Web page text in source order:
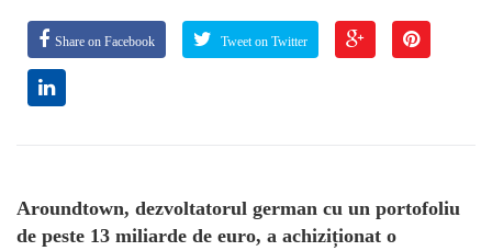
Share on Facebook Tweet on Twitter
Aroundtown, dezvoltatorul german cu un portofoliu
de peste 13 miliarde de euro, a achiziționat o